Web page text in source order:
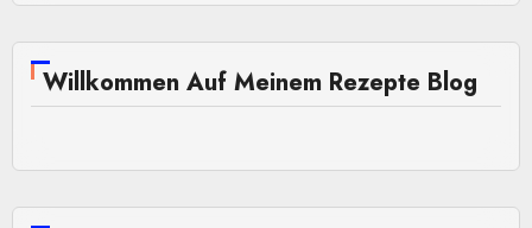
Willkommen Auf Meinem Rezepte Blog